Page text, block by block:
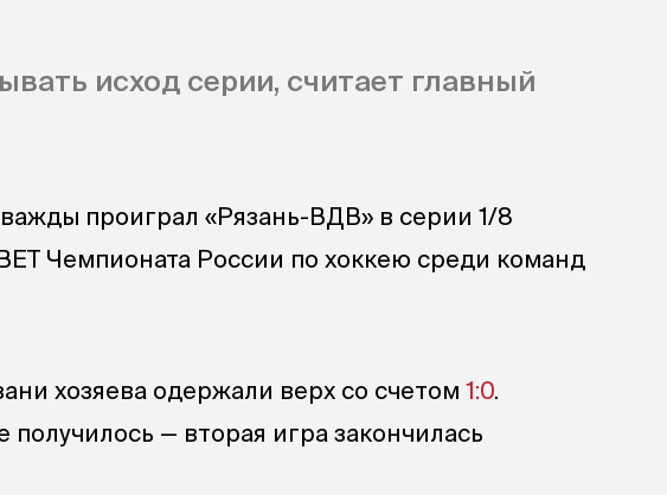
исход серии, считает главный
проиграл «Рязань-ВДВ» в серии 1/8
Чемпионата России по хоккею среди команд
хозяева одержали верх со счетом 1:0.
получилось — вторая игра закончилась